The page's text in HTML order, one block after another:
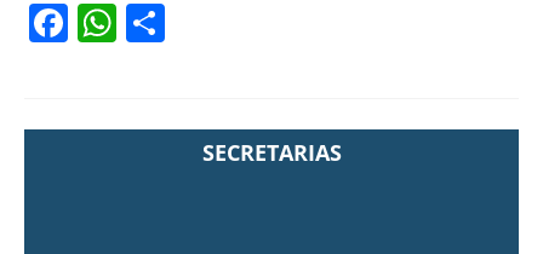
Facebook
WhatsApp
SECRETARIAS